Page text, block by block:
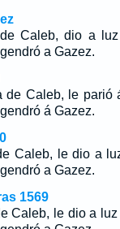
Caleb, dio a
a Gazez.
de Caleb, le parió
á Gazez.
Caleb, le dio a
a Gazez.
1569
Caleb, le dio a